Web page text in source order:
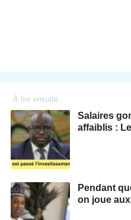
À lire ensuite
Salaires
affaiblis :
Pendant
on joue